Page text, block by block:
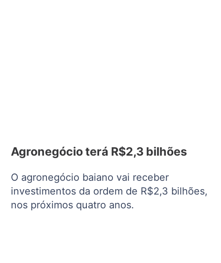
Agronegócio terá R$2,3 bilhões
O agronegócio baiano vai receber
investimentos da ordem de R$2,3 bilhões,
nos próximos quatro anos.